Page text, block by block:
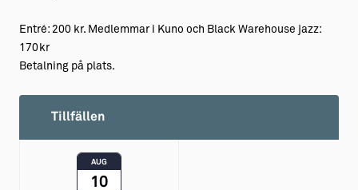
Barn & Familj
Entré: 200 kr. Medlemmar i Kuno och Black Warehouse jazz:
170kr
Betalning på plats.
Tillfällen
AUG
10